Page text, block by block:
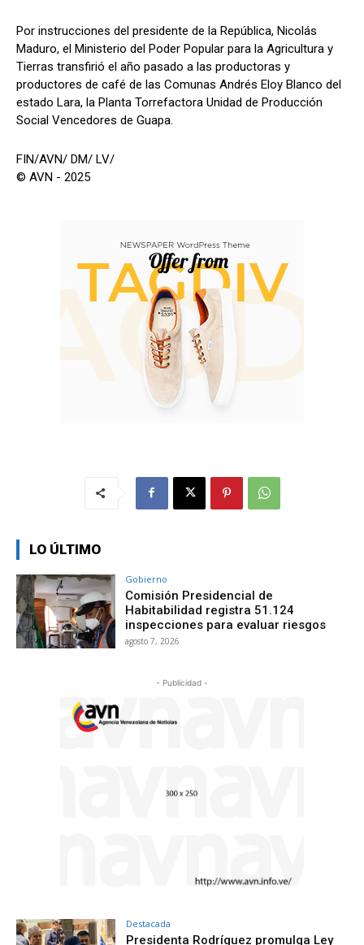
Por instrucciones del presidente de la República, Nicolás
Maduro, el Ministerio del Poder Popular para la Agricultura y
Tierras transfirió el año pasado a las productoras y
productores de café de las Comunas Andrés Eloy Blanco del
estado Lara, la Planta Torrefactora Unidad de Producción
Social Vencedores de Guapa.
FIN/AVN/ DM/ LV/
© AVN - 2025
LO ÚLTIMO
Gobierno
Comisión Presidencial de
Habitabilidad registra 51.124
inspecciones para evaluar riesgos
agosto 7, 2026
- Publicidad -
Destacada
Presidenta Rodríguez promulga Ley